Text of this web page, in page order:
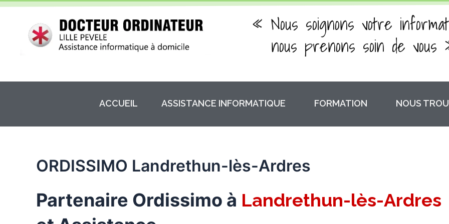
Aller
contenu
« Nous soignons votre
nous prenons soin de vous
ACCUEIL ASSISTANCE INFORMATIQUE FORMATION NOUS
ORDISSIMO Landrethun-lès-Ardres
Partenaire Ordissimo à Landrethun-lès-Ardres